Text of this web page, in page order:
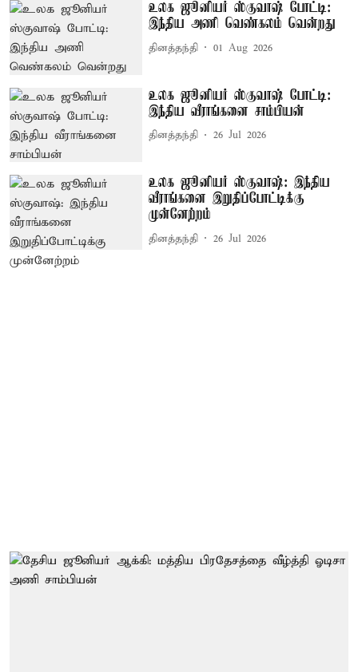
உலக ஜூனியர் ஸ்குவாஷ் போட்டி:
இந்திய அணி வெண்கலம் வென்றது
தினத்தந்தி 01 Aug 2026
உலக ஜூனியர் ஸ்குவாஷ் போட்டி:
இந்திய வீராங்கனை சாம்பியன்
தினத்தந்தி 26 Jul 2026
உலக ஜூனியர் ஸ்குவாஷ்: இந்திய
வீராங்கனை இறுதிப்போட்டிக்கு
முன்னேற்றம்
தினத்தந்தி 26 Jul 2026